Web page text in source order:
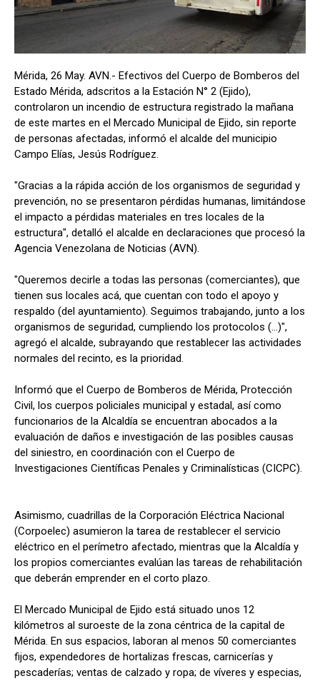
Mérida, 26 May. AVN.- Efectivos del Cuerpo de Bomberos del
Estado Mérida, adscritos a la Estación N° 2 (Ejido),
controlaron un incendio de estructura registrado la mañana
de este martes en el Mercado Municipal de Ejido, sin reporte
de personas afectadas, informó el alcalde del municipio
Campo Elías, Jesús Rodríguez.
"Gracias a la rápida acción de los organismos de seguridad y
prevención, no se presentaron pérdidas humanas, limitándose
el impacto a pérdidas materiales en tres locales de la
estructura", detalló el alcalde en declaraciones que procesó la
Agencia Venezolana de Noticias (AVN).
"Queremos decirle a todas las personas (comerciantes), que
tienen sus locales acá, que cuentan con todo el apoyo y
respaldo (del ayuntamiento). Seguimos trabajando, junto a los
organismos de seguridad, cumpliendo los protocolos (...)",
agregó el alcalde, subrayando que restablecer las actividades
normales del recinto, es la prioridad.
Informó que el Cuerpo de Bomberos de Mérida, Protección
Civil, los cuerpos policiales municipal y estadal, así como
funcionarios de la Alcaldía se encuentran abocados a la
evaluación de daños e investigación de las posibles causas
del siniestro, en coordinación con el Cuerpo de
Investigaciones Científicas Penales y Criminalísticas (CICPC).
Asimismo, cuadrillas de la Corporación Eléctrica Nacional
(Corpoelec) asumieron la tarea de restablecer el servicio
eléctrico en el perímetro afectado, mientras que la Alcaldía y
los propios comerciantes evalúan las tareas de rehabilitación
que deberán emprender en el corto plazo.
El Mercado Municipal de Ejido está situado unos 12
kilómetros al suroeste de la zona céntrica de la capital de
Mérida. En sus espacios, laboran al menos 50 comerciantes
fijos, expendedores de hortalizas frescas, carnicerías y
pescaderías; ventas de calzado y ropa; de víveres y especias,